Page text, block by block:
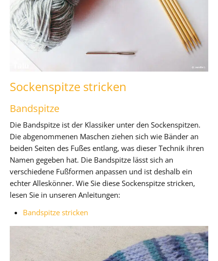
Sockenspitze stricken
Bandspitze
Die Bandspitze ist der Klassiker unter den Sockenspitzen.
Die abgenommenen Maschen ziehen sich wie Bänder an
beiden Seiten des Fußes entlang, was dieser Technik ihren
Namen gegeben hat. Die Bandspitze lässt sich an
verschiedene Fußformen anpassen und ist deshalb ein
echter Alleskönner. Wie Sie diese Sockenspitze stricken,
lesen Sie in unseren Anleitungen:
Bandspitze stricken